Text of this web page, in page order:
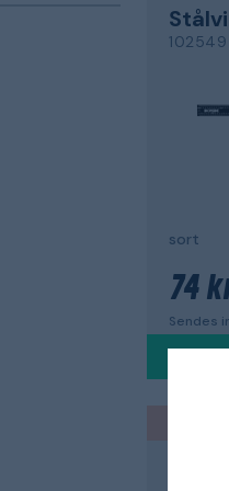
102549
sort
74
Sendes